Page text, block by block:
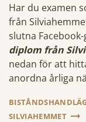
Har du examen
från
slutna
diplom från
nedan för att
anordna årliga
SILVIAHEMMET